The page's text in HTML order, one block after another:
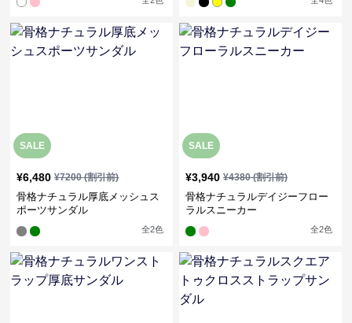
SALE
¥6,480 ¥7200(割引前)
骨格ナチュラル厚底メッシュス
ポーツサンダル
全2色
SALE
¥3,940 ¥4380(割引前)
骨格ナチュラルデイジーフロー
ラルスニーカー
全2色